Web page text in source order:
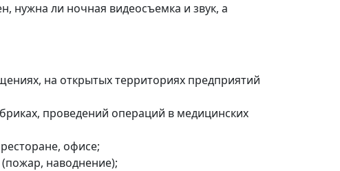
нужна ли ночная видеосъемка и звук, а
на открытых территориях предприятий
проведений операций в медицинских
офисе;
наводнение);